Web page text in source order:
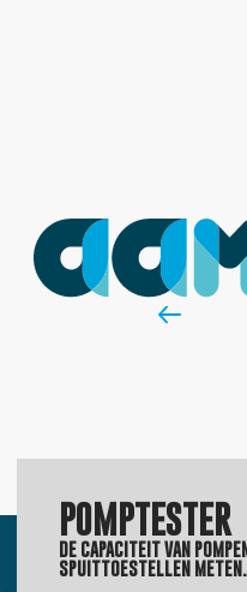
POMPTESTER
DE CAPACITEIT VAN
SPUITTOESTELLEN METEN.